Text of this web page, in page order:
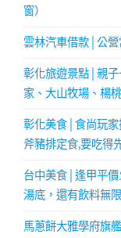
窗）
雲林汽車借款│公
彰化旅遊景點│親
家、大山牧場、楊
彰化美食│食尚玩
斧豬排定食,要吃得
台中美食│逢甲平
湯底，還有飲料無
馬蔥餅大雅學府旗